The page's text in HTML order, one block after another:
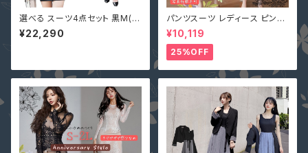
選べる スーツ4点セット 黒M(S
相当)即納 S-5L セットアップ 大
きいサイズ XZ-X9386 OL 制
¥22,290
パンツスーツ レディース ピンク
2L (L寄り) 3L 即納 S M L 4L
黒 XZ-X99616 レース 七分袖
ガウチョパンツ ペプラム リボン
¥10,119
25%OFF